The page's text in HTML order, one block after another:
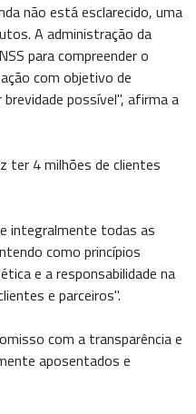
não está esclarecido, uma
A administração da
para compreender o
com objetivo de
possível", afirma a
ter 4 milhões de clientes
integralmente todas as
como princípios
e a responsabilidade na
e parceiros".
com a transparência e
aposentados e